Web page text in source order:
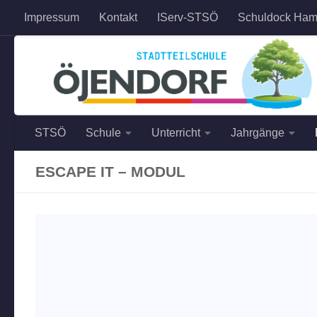
Zum Inhalt springen
Impressum Kontakt IServ-STSÖ Schuldock
STSÖ Schule Unterricht Jahrgänge
ESCAPE IT – MODUL